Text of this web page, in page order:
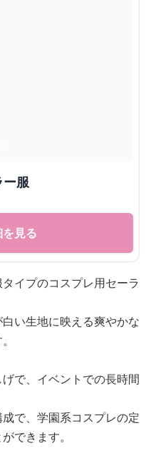
服
見る
イプのコスプレ用セーラ
い生地に映える爽やかな
で、イベントでの長時間
で、学園系コスプレの定
できます。